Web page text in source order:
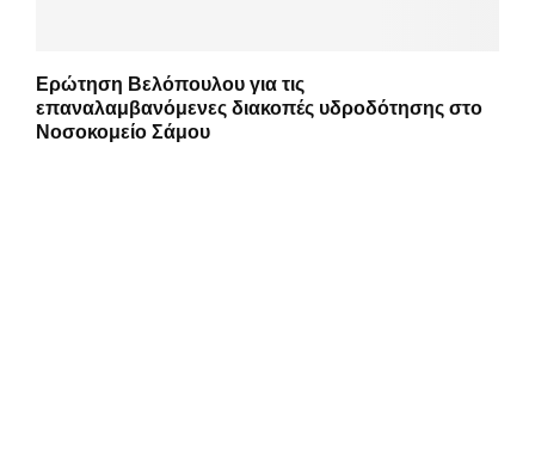
Ερώτηση Βελόπουλου για τις
επαναλαμβανόμενες διακοπές υδροδότησης στο
Νοσοκομείο Σάμου